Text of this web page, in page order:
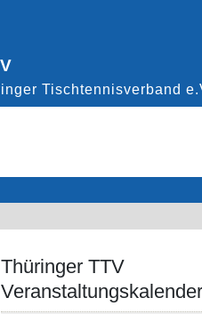
Thüringer TTV
Veranstaltungskalender